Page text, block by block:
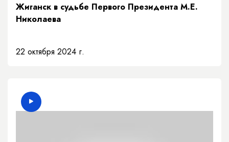
Жиганск в судьбе Первого Президента М.Е.
Николаева
22 октября 2024 г.